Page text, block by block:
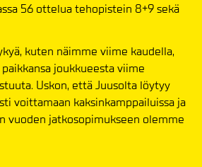
56 ottelua tehopistein 8+9 sekä
kuten näimme viime kaudella,
joukkueesta viime
Uskon, että Juusolta löytyy
voittamaan kaksinkamppailuissa ja
vuoden jatkosopimukseen olemme